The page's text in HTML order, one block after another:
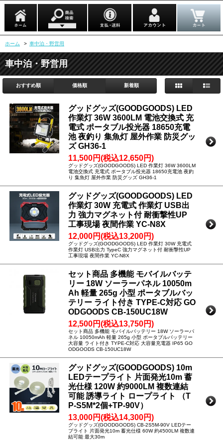
ホーム > 車中泊・野営用
車中泊・野営用
おすすめ順 価格順 新着順
グッドグッズ(GOODGOODS) LED
作業灯 36W 3600LM 電池交換式 充
電式 ポータブル投光器 18650充電
池 夜釣り 集魚灯 屋外作業 防災グッ
ズ GH36-1
11,500円(税込12,650円)
グッドグッズ(GOODGOODS) LED 作業灯 36W 3600LM
電池交換式 充電式 ポータブル投光器 18650充電池 夜釣
り 集魚灯 屋外作業 防災グッズ GH36-1
グッドグッズ(GOODGOODS) LED
作業灯 30W 充電式 作業灯 USB出
力 強力マグネット付 耐衝撃性UP
工事現場 夜間作業 YC-N8X
12,000円(税込13,200円)
グッドグッズ(GOODGOODS) LED 作業灯 30W 充電式
作業灯 USB出力 TypeC 強力マグネット付 耐衝撃性UP
工事現場 夜間作業 YC-N8X
セット商品 多機能 モバイルバッテ
リー 18W ソーラーパネル 10050m
Ah 軽量 265g 小型 ポータブルバッ
テリー ライト付き TYPE-C対応 GO
ODGOODS CB-150UC18W
12,500円(税込13,750円)
セット商品 多機能 モバイルバッテリー 18W ソーラーパ
ネル 10050mAh 軽量 265g 小型 ポータブルバッテリー
大容量 ライト付き TYPE-C対応 大容量充電器 IP65 GO
ODGOODS CB-150UC18W
グッドグッズ(GOODGOODS) 10m
LEDテープライト 片面発光10m 蓄
光仕様 120W 約9000LM 複数連結
可能 誘導ライト ロープライト （T
P-S5M*2個+TP-90V）
13,000円(税込14,300円)
グッドグッズ(GOODGOODS) CB-2S5M-90V LEDテー
プライト 片面発光10m 蓄光仕様 60W 約4500LM 複数連
結可能 最大30m